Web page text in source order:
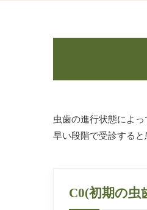
虫歯の進行状態によっ
早い段階で受診する
C0(初期の虫